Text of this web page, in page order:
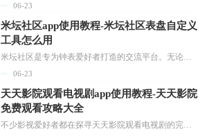
06-23
米坛社区app使用教程-米坛社区表盘自定义
工具怎么用
米坛社区是专为钟表爱好者打造的交流平台。无论你是初涉钟表领域的普通爱好者，还是拥有多年收藏经验的资深玩家，都能在此找到属于自己的天地。 无需注册，就能轻松参与其中。通过专业的讨论论坛与丰富的交互功能，你可与世界各地的钟表爱好者畅快交流。若你钟情于钟表，米坛社区无疑是值得一试的理想之选。在这里，你能获取最新的手表资讯，交流见解，提升鉴赏品味，让每一块手表都成为收藏故事中重要的一部分。感兴趣的朋友，不要错过下载机会。...
06-23
天天影院观看电视剧app使用教程-天天影院
免费观看攻略大全
不少影视爱好者都在探寻天天影院观看电视剧的完整方法，结合最新平台使用规则，本篇新手入门攻略全面讲解观看渠道、检索流程、播放设置以及画面模式调整等实用内容。全文适配手机、电脑等主流设备，步骤简洁易懂，无论是初次使用的新手，还是想要优化观影体验的用户，都能参照内容快速上手，熟练掌握平台各项操作技巧，轻松畅享影视内容。...